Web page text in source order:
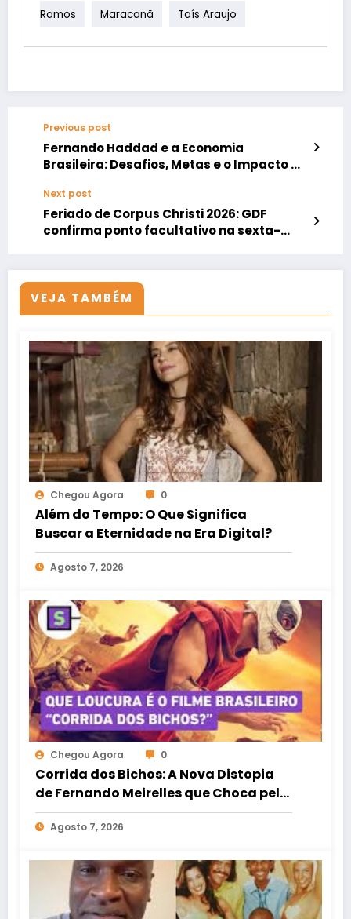
47 anos, o ator, diretor,
Ramos Maracanã Taís Araujo
Previous post
Fernando Haddad e a Economia
Brasileira: Desafios, Metas e o Impacto da
Next post
Feriado de Corpus Christi 2026: GDF
confirma ponto facultativo na sexta-
VEJA TAMBÉM
Chegou Agora 0
Além do Tempo: O Que Significa
Buscar a Eternidade na Era Digital?
Agosto 7, 2026
Chegou Agora 0
Corrida dos Bichos: A Nova Distopia
de Fernando Meirelles que Choca pelo
Realismo Social
Agosto 7, 2026